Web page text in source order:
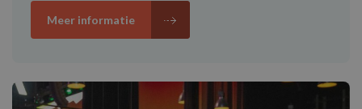
Meer informatie